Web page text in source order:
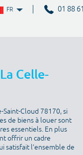
FR 01 88
La Celle-
Saint-Cloud 78170, si
de biens à louer sont
essentiels. En plus
offrir un cadre
satisfait l’ensemble de